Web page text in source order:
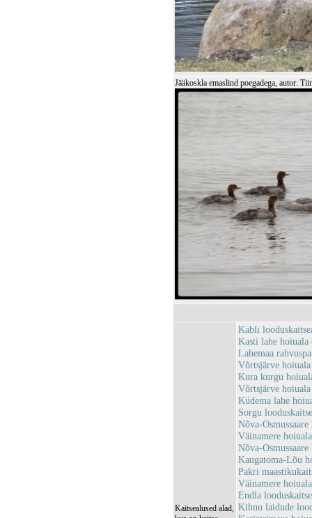
Jääkoskla emaslind poegadega, autor:
Kaitsealused alad,
Kabli
Kasti lahe
Lahemaa
Võrtsjärve
Kura kurgu
Võrtsjärve
Küdema lahe
Sorgu
Nõva-
Väinamere
Nõva-
Kaugatoma-Lõu
Pakri
Väinamere
Endla
Kihnu laidude